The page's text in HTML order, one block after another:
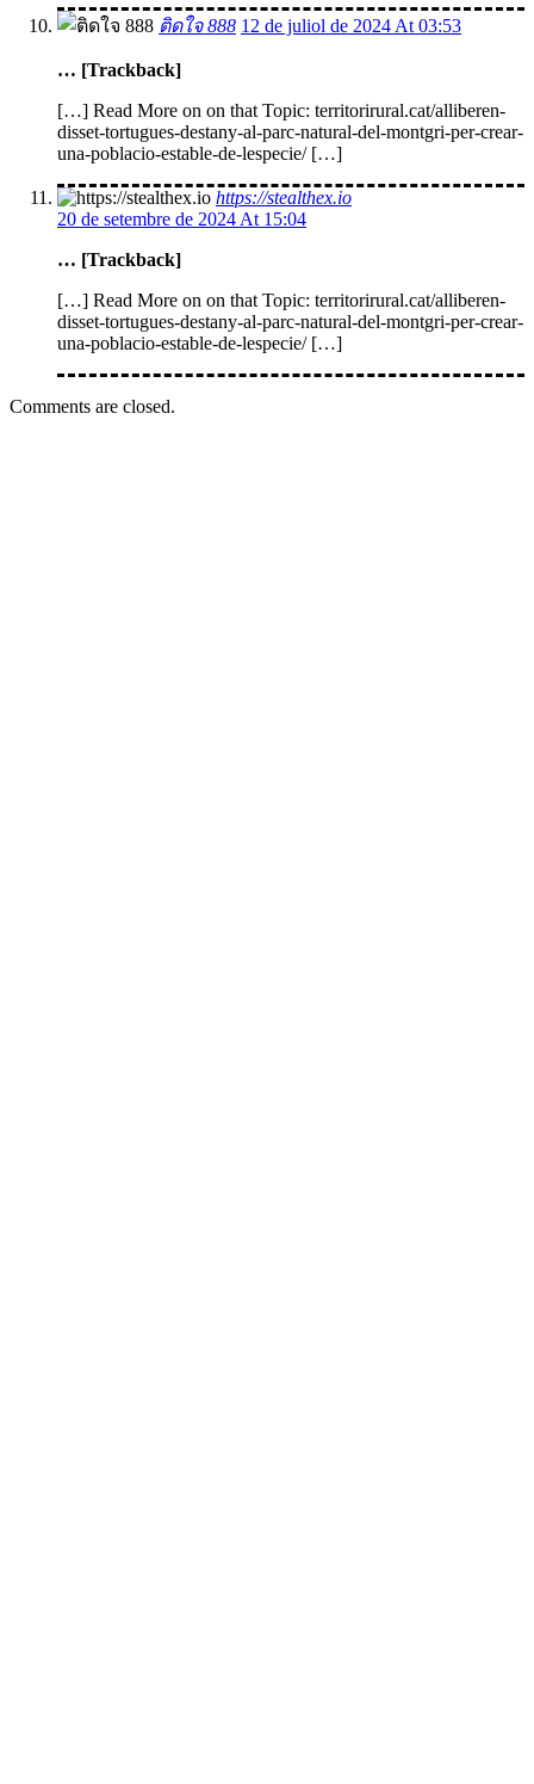
ติดใจ 888 12 de juliol de 2024 At 03:53
… [Trackback]
[…] Read More on on that Topic: territorirural.cat/alliberen-
disset-tortugues-destany-al-parc-natural-del-montgri-per-crear-
una-poblacio-estable-de-lespecie/ […]
https://stealthex.io
20 de setembre de 2024 At 15:04
… [Trackback]
[…] Read More on on that Topic: territorirural.cat/alliberen-
disset-tortugues-destany-al-parc-natural-del-montgri-per-crear-
una-poblacio-estable-de-lespecie/ […]
Comments are closed.